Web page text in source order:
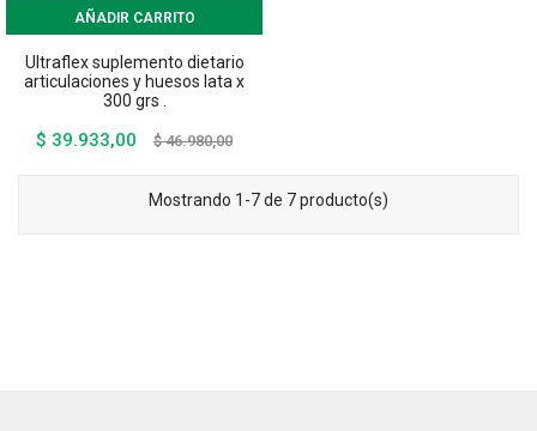
AÑADIR CARRITO
Ultraflex suplemento dietario
articulaciones y huesos lata x
300 grs .
$ 39.933,00
Precio
$ 46.980,00Precio
Mostrando 1-7 de 7 producto(s)